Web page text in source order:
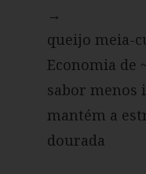
→
queijo meia-
Economia de
sabor menos
mantém a
dourada